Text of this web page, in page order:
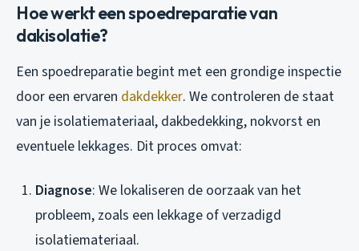
Hoe werkt een spoedreparatie van
dakisolatie?
Een spoedreparatie begint met een grondige inspectie
door een ervaren dakdekker. We controleren de staat
van je isolatiemateriaal, dakbedekking, nokvorst en
eventuele lekkages. Dit proces omvat:
Diagnose: We lokaliseren de oorzaak van het
probleem, zoals een lekkage of verzadigd
isolatiemateriaal.